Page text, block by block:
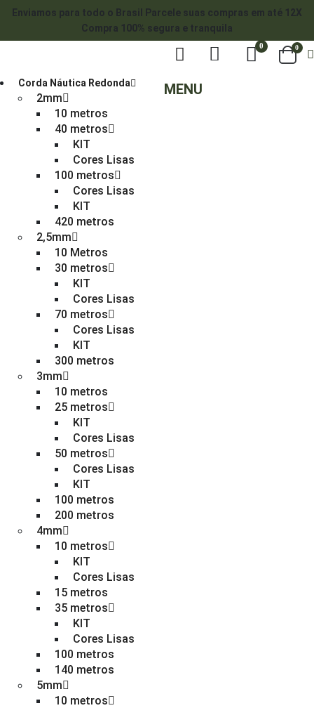
Enviamos para todo o Brasil
Parcele suas compras em até 12X
Compra 100% segura e tranquila
0 0
Corda Náutica Redonda
2mm
10 metros
40 metros
KIT
Cores Lisas
100 metros
Cores Lisas
KIT
420 metros
2,5mm
10 Metros
30 metros
KIT
Cores Lisas
70 metros
Cores Lisas
KIT
300 metros
3mm
10 metros
25 metros
KIT
Cores Lisas
50 metros
Cores Lisas
KIT
100 metros
200 metros
4mm
10 metros
KIT
Cores Lisas
15 metros
35 metros
KIT
Cores Lisas
100 metros
140 metros
5mm
10 metros
MENU